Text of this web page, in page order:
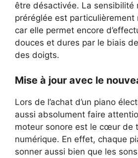
être désactivée. La sensibilité
préréglée est particulièrement
car elle permet encore
douces et dures par le biais
des doigts.
Mise à jour avec le
Lors de l’achat d’un piano
aussi absolument faire
moteur sonore est le cœur de
numérique. En effet, chaque
sonner aussi bien que les